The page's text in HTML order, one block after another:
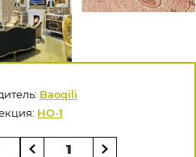
Baoqili
HO-1